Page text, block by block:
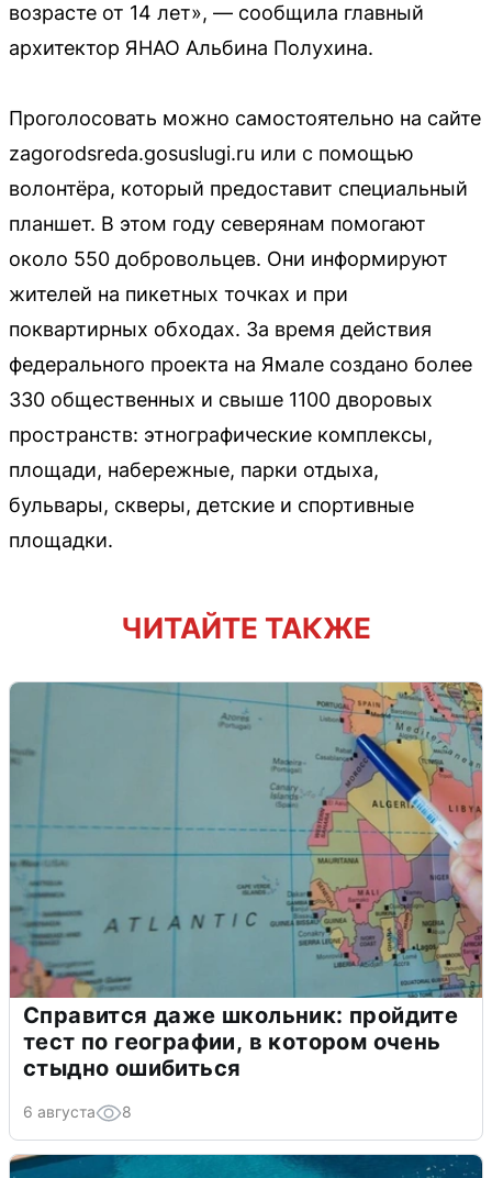
возрасте от 14 лет», — сообщила главный
архитектор ЯНАО Альбина Полухина.
Проголосовать можно самостоятельно на сайте
zagorodsreda.gosuslugi.ru или с помощью
волонтёра, который предоставит специальный
планшет. В этом году северянам помогают
около 550 добровольцев. Они информируют
жителей на пикетных точках и при
поквартирных обходах. За время действия
федерального проекта на Ямале создано более
330 общественных и свыше 1100 дворовых
пространств: этнографические комплексы,
площади, набережные, парки отдыха,
бульвары, скверы, детские и спортивные
площадки.
ЧИТАЙТЕ ТАКЖЕ
Справится даже школьник: пройдите
тест по географии, в котором очень
стыдно ошибиться
6 августа 8